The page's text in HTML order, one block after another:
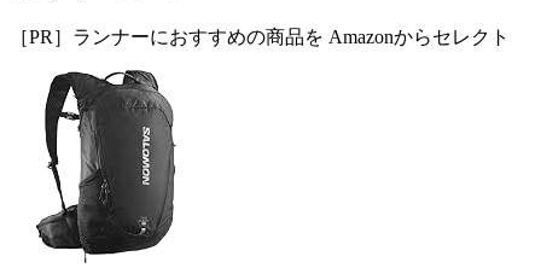
［PR］ランナーにおすすめの商品を Amazonからセレクト